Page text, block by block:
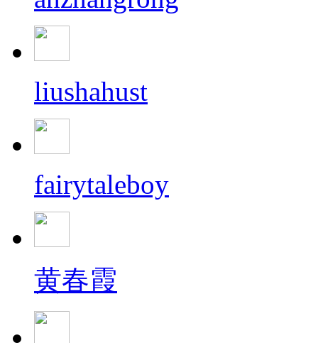
liushahust
fairytaleboy
黄春霞